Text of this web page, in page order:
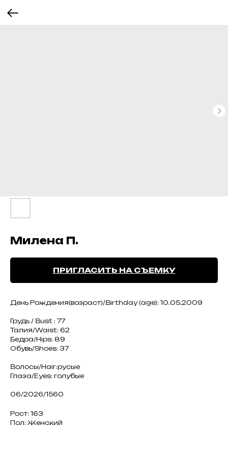
Милена П.
ПРИГЛАСИТЬ НА СЪЕМКУ
День Рождения(возраст)/Birthday (age): 10.05.2009
Грудь / Bust : 77
Талия/Waist: 62
Бедра/Hips: 89
Обувь/Shoes: 37
Волосы/Hair:русые
Глаза/Eyes: голубые
06/2026/1560
Рост: 163
Пол: Женский